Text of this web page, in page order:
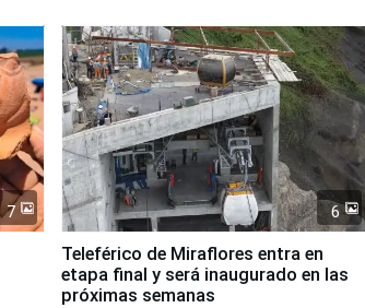
7 6
Teleférico de Miraflores entra en
etapa final y será inaugurado en las
próximas semanas